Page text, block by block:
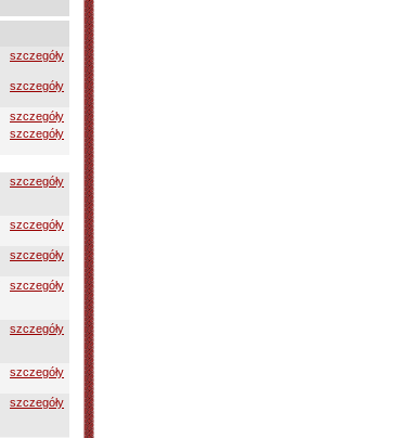
szczegóły
szczegóły
szczegóły
szczegóły
szczegóły
szczegóły
szczegóły
szczegóły
szczegóły
szczegóły
szczegóły